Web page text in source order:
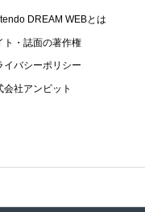
DREAM WEBとは
ト・誌面の著作権
イバシーポリシー
会社アンビット